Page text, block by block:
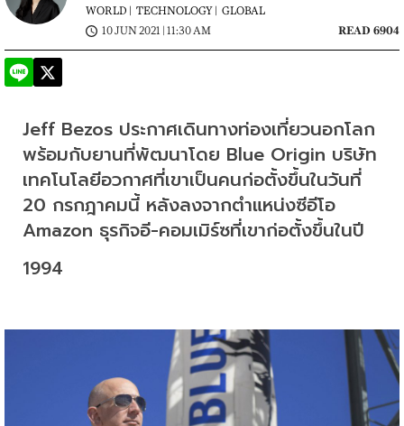
WORLD | TECHNOLOGY |
GLOBAL
10 JUN 2021 | 11:30 AM
READ 6904
Jeff Bezos ประกาศเดินทางท่องเที่ยวนอกโลก
พร้อมกับยานที่พัฒนาโดย Blue Origin บริษัท
เทคโนโลยีอวกาศที่เขาเป็นคนก่อตั้งขึ้นในวันที่
20 กรกฎาคมนี้ หลังลงจากตำแหน่งซีอีโอ
Amazon ธุรกิจอี-คอมเมิร์ซที่เขาก่อตั้งขึ้นในปี
1994